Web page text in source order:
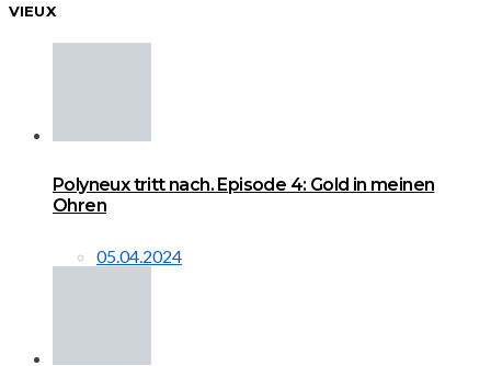
VIEUX
Polyneux tritt nach. Episode 4: Gold in meinen
Ohren
05.04.2024